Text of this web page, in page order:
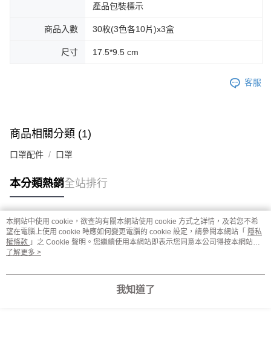
產品包裝標示
商品入數 30枚(3色各10片)x3盒
尺寸 17.5*9.5 cm
客服
商品相關分類 (1)
口罩配件 口罩
本分類熱銷全站排行
熱門標籤
本網站中使用 cookie，欲查詢有關本網站使用 cookie 方式之詳情，及若您不希
望在電腦上使用 cookie 時應如何變更電腦的 cookie 設定，請參閱本網站「 隱私
權條款 」之 Cookie 聲明。您繼續使用本網站即表示您同意本公司得按本網站使
用條款之 Cookie 聲明使用 cookie。
了解更多 >
我知道了